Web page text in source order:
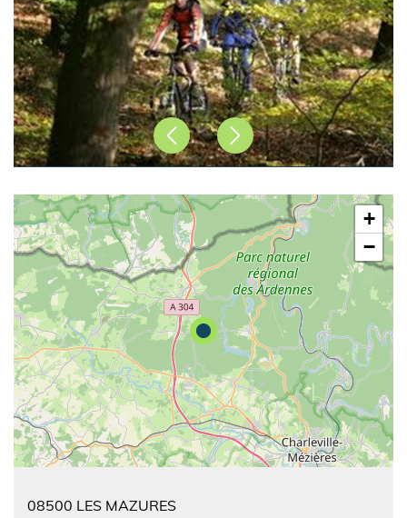
PrécédentSuivant
+
−
08500 LES MAZURES